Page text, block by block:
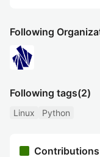
Following
Following tags(2)
Linux Python
Contributions